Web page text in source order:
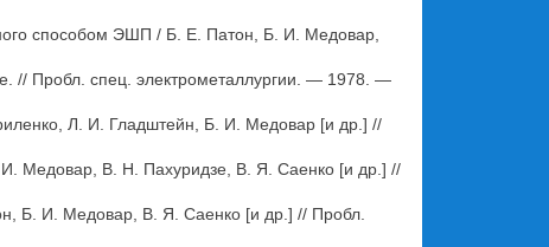
способом ЭШП / Б. Е. Патон, Б. И. Медовар,
// Пробл. спец. электрометаллургии. — 1978. —
Л. И. Гладштейн, Б. И. Медовар [и др.] //
И. Медовар, В. Н. Пахуридзе, В. Я. Саенко [и др.] //
Б. И. Медовар, В. Я. Саенко [и др.] // Пробл.